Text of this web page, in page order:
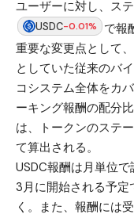
ユーザーに対し、ス
USDC-0.01%
で報
重要な変更点として
としていた従来のバ
コシステム全体をカ
ーキング報酬の配分
は、トークンのステ
て算出される。
USDC報酬は月単位
3月に開始される予
く。また、報酬には